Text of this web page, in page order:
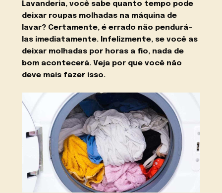
Lavanderia, você sabe quanto tempo pode
deixar roupas molhadas na máquina de
lavar? Certamente, é errado não pendurá-
las imediatamente. Infelizmente, se você as
deixar molhadas por horas a fio, nada de
bom acontecerá. Veja por que você não
deve mais fazer isso.